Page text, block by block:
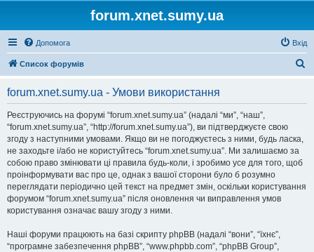
forum.xnet.sumy.ua
Допомога Вхід
Список форумів
forum.xnet.sumy.ua - Умови використання
Реєструючись на форумі “forum.xnet.sumy.ua” (надалі “ми”, “наш”,
“forum.xnet.sumy.ua”, “http://forum.xnet.sumy.ua”), ви підтверджуєте свою
згоду з наступними умовами. Якщо ви не погоджуєтесь з ними, будь ласка,
не заходьте і/або не користуйтесь “forum.xnet.sumy.ua”. Ми залишаємо за
собою право змінювати ці правила будь-коли, і зробимо усе для того, щоб
проінформувати вас про це, однак з вашої сторони було б розумно
переглядати періодично цей текст на предмет змін, оскільки користування
форумом “forum.xnet.sumy.ua” після оновлення чи виправлення умов
користування означає вашу згоду з ними.
Наші форуми працюють на базі скрипту phpBB (надалі “вони”, “їхнє”,
“програмне забезпечення phpBB”, “www.phpbb.com”, “phpBB Group”,